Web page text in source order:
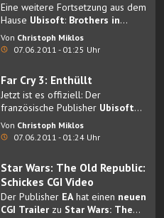
Eine weitere Fortsetzung aus dem
Hause Ubisoft: Brothers in
Arms: Furious 4 .
Von Christoph Miklos
07.06.2011 - 01:25 Uhr
Far Cry 3: Enthüllt
Jetzt ist es offiziell: Der
französische Publisher Ubisoft
hat
Far Cry 3 angekündigt.
Von Christoph Miklos
07.06.2011 - 01:24 Uhr
Star Wars: The Old Republic:
Schickes CGI Video
Der Publisher EAhat einen neuen
CGI Trailer zu Star Wars: The